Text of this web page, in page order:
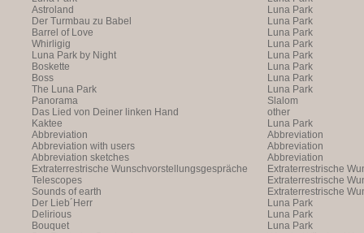
Astroland
Luna Park
Der Turmbau zu Babel
Luna Park
Barrel of Love
Luna Park
Whirligig
Luna Park
Luna Park by Night
Luna Park
Boskette
Luna Park
Boss
Luna Park
The Luna Park
Luna Park
Panorama
Slalom
Das Lied von Deiner linken Hand
other
Kaktee
Luna Park
Abbreviation
Abbreviation
Abbreviation with users
Abbreviation
Abbreviation sketches
Abbreviation
Extraterrestrische Wunschvorstellungsgespräche
Extraterrestrische
(with Markus Hofer)
Telescopes
Extraterrestrische
(with Markus Hofer)
Sounds of earth
Extraterrestrische
(with Markus Hofer)
Der Lieb´Herr
Luna Park
Delirious
Luna Park
Bouquet
Luna Park